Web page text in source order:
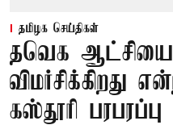
தமிழக செய்திகள்
தவெக ஆட்சியை
விமர்சிக்கிறது
கஸ்தூரி